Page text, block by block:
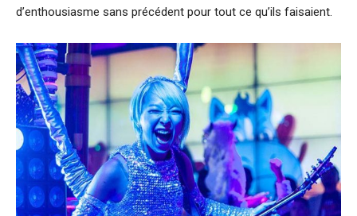
d’enthousiasme sans précédent pour tout ce qu’ils faisaient.